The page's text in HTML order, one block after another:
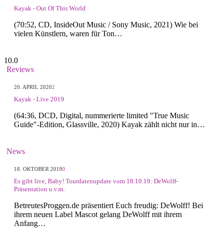
Kayak - Out Of This World
(70:52, CD, InsideOut Music / Sony Music, 2021) Wie bei
vielen Künstlern, waren für Ton…
10.0
Reviews
20. APRIL 20202
Kayak - Live 2019
(64:36, DCD, Digital, nummerierte limited "True Music
Guide"-Edition, Glassville, 2020) Kayak zählt nicht nur in…
News
18. OKTOBER 20190
Es gibt live, Baby! Tourdatenupdate vom 18.10.19: DeWolff-
Präsentation u.v.m.
BetreutesProggen.de präsentiert Euch freudig: DeWolff! Bei
ihrem neuen Label Mascot gelang DeWolff mit ihrem
Anfang…